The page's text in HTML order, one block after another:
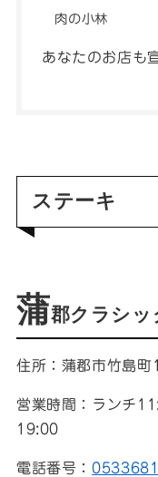
肉の小林
あなたのお店も
ステーキ
蒲郡クラシッ
住所：蒲郡市竹島
営業時間：ランチ
19:00
電話番号：